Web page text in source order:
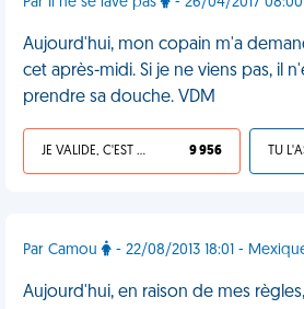
Aujourd'hui, mon copain m'a
cet après-midi. Si je ne viens pas, il
prendre sa douche. VDM
JE VALIDE, C'EST UNE VDM 9 956
Par Camou - 22/08/2013 18:01 -
Aujourd'hui, en raison de mes